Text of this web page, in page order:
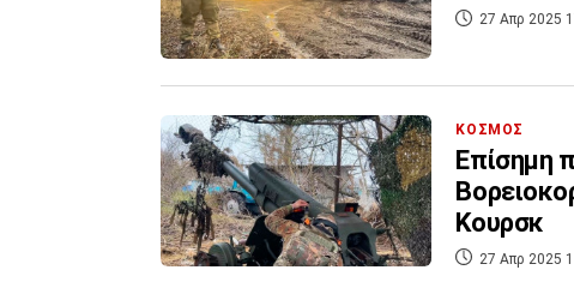
27 Απρ 2025
ΚΟΣΜΟΣ
Επίσημη
Κουρσκ
27 Απρ 2025